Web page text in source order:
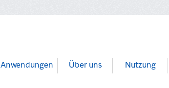
Anwendungen Über uns Nutzung